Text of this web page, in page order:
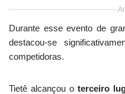
Durante esse evento de
destacou-se
competidoras.
Tietê alcançou o terceiro